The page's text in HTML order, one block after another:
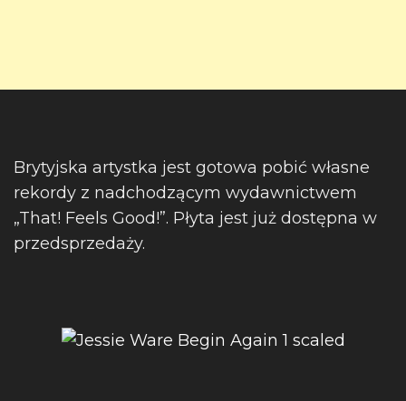
Brytyjska artystka jest gotowa pobić własne
rekordy z nadchodzącym wydawnictwem
„That! Feels Good!”. Płyta jest już dostępna w
przedsprzedaży.